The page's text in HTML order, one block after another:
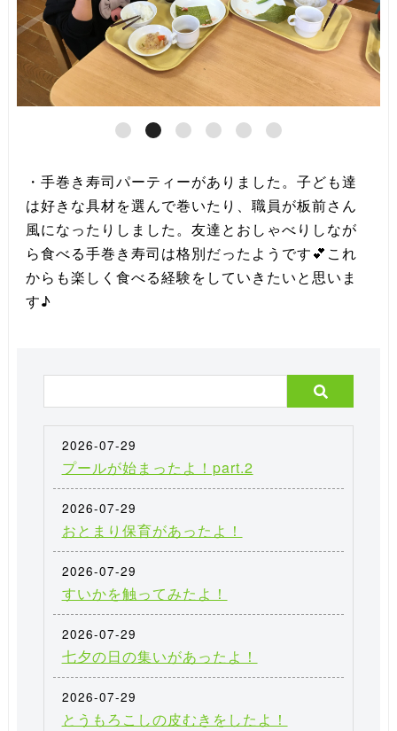
・手巻き寿司パーティーがありました。子ども達
は好きな具材を選んで巻いたり、職員が板前さん
風になったりしました。友達とおしゃべりしなが
ら食べる手巻き寿司は格別だったようです💕これ
からも楽しく食べる経験をしていきたいと思いま
す♪
2026-07-29
プールが始まったよ！part.2
2026-07-29
おとまり保育があったよ！
2026-07-29
すいかを触ってみたよ！
2026-07-29
七夕の日の集いがあったよ！
2026-07-29
とうもろこしの皮むきをしたよ！